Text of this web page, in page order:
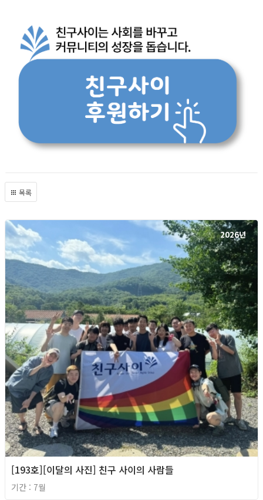
목록
2026년
[193호][이달의 사진] 친구 사이의 사람들
기간 : 7월